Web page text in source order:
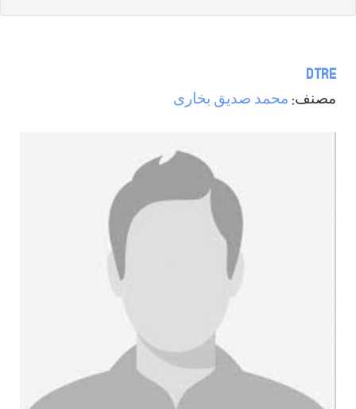
DTRE
مصنف: محمد صدیق بخاری